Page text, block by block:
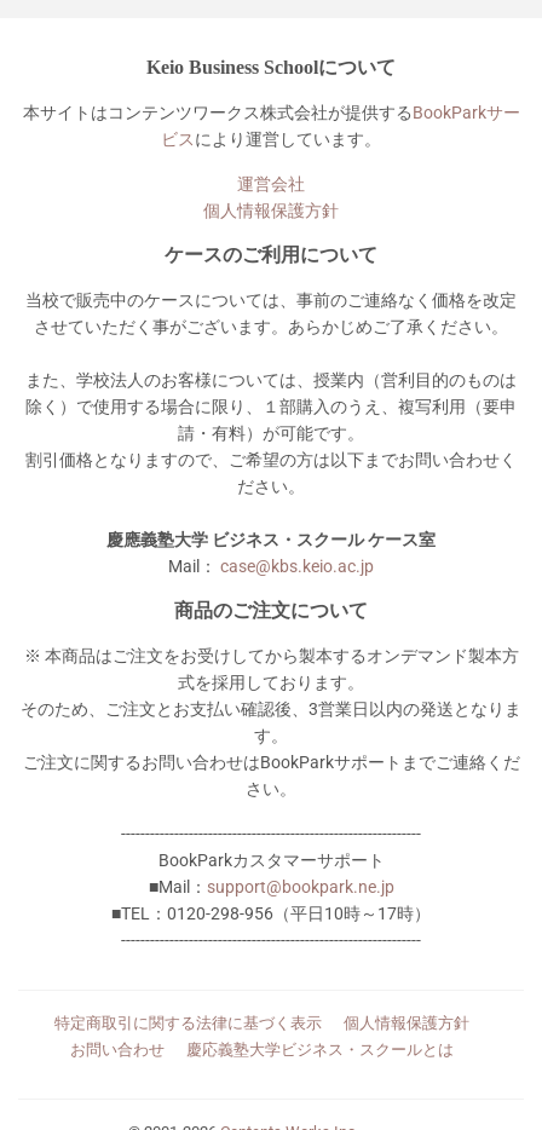
Keio Business Schoolについて
本サイトはコンテンツワークス株式会社が提供するBookParkサー
ビスにより運営しています。
運営会社
個人情報保護方針
ケースのご利用について
当校で販売中のケースについては、事前のご連絡なく価格を改定
させていただく事がございます。あらかじめご了承ください。
また、学校法人のお客様については、授業内（営利目的のものは
除く）で使用する場合に限り、１部購入のうえ、複写利用（要申
請・有料）が可能です。
割引価格となりますので、ご希望の方は以下までお問い合わせく
ださい。
慶應義塾大学 ビジネス・スクール ケース室
Mail： case@kbs.keio.ac.jp
商品のご注文について
※ 本商品はご注文をお受けしてから製本するオンデマンド製本方
式を採用しております。
そのため、ご注文とお支払い確認後、3営業日以内の発送となりま
す。
ご注文に関するお問い合わせはBookParkサポートまでご連絡くだ
さい。
--------------------------------------------------------------
BookParkカスタマーサポート
■Mail： support@bookpark.ne.jp
■TEL：0120-298-956（平日10時～17時）
--------------------------------------------------------------
特定商取引に関する法律に基づく表示
個人情報保護方針
お問い合わせ
慶応義塾大学ビジネス・スクールとは